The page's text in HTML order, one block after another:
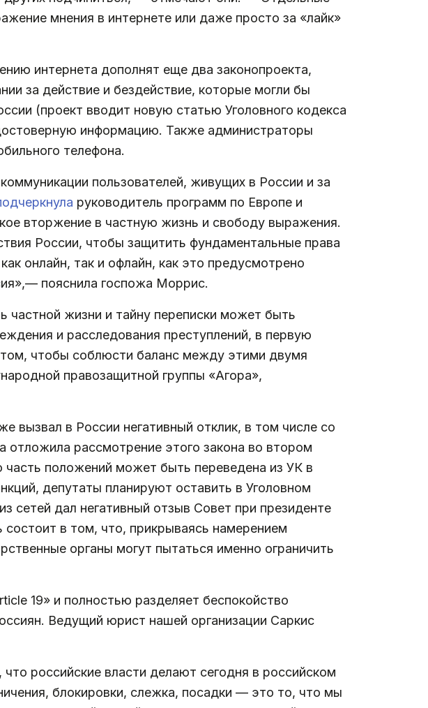
мнения в интернете или даже просто за «лайк»
интернета дополнят еще два законопроекта,
за действие и бездействие, которые могли бы
(проект вводит новую статью Уголовного кодекса
информацию. Также администраторы
телефона.
пользователей, живущих в России и за
руководитель программ по Европе и
вторжение в частную жизнь и свободу выражения.
России, чтобы защитить фундаментальные права
онлайн, так и офлайн, как это предусмотрено
пояснила госпожа Моррис.
частной жизни и тайну переписки может быть
и расследования преступлений, в первую
том, чтобы соблюсти баланс между этими двумя
правозащитной группы «Агора»,
вызвал в России негативный отклик, в том числе со
рассмотрение этого закона во втором
положений может быть переведена из УК в
депутаты планируют оставить в Уголовном
сетей дал негативный отзыв Совет при президенте
состоит в том, что, прикрываясь намерением
органы могут пытаться именно ограничить
19» и полностью разделяет беспокойство
Ведущий юрист нашей организации Саркис
российские власти делают сегодня в российском
блокировки, слежка, посадки — это то, что мы